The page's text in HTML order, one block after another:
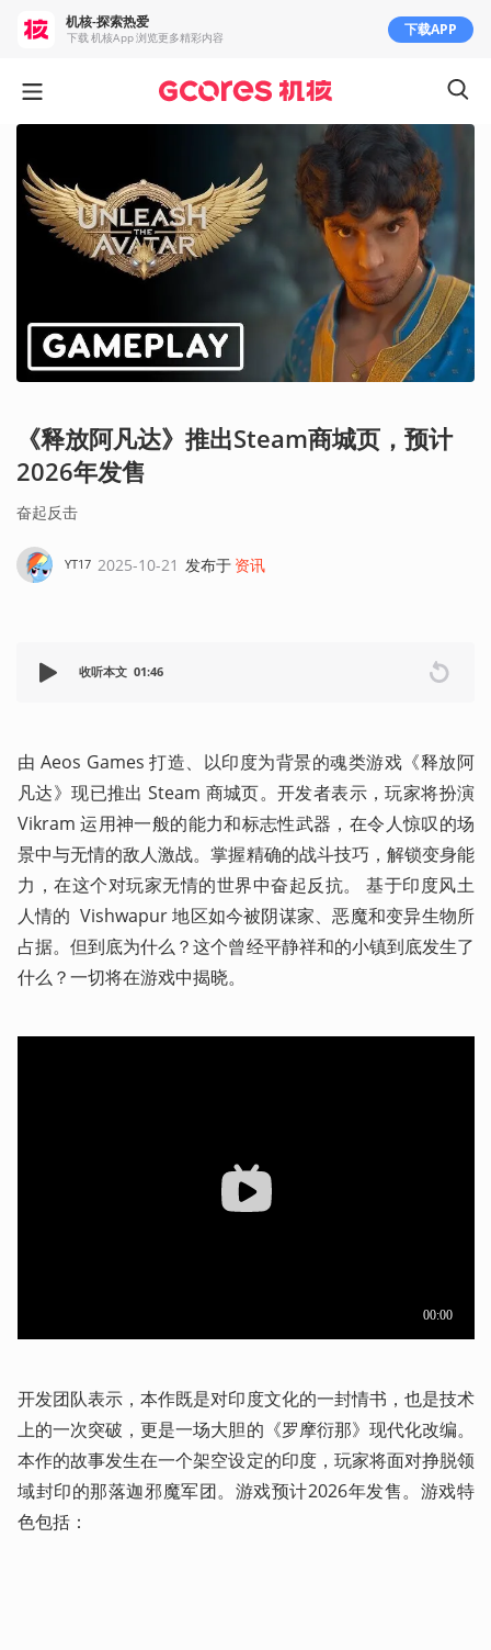
《释放阿凡达》推出Steam商城页，预计
2026年发售
奋起反击
YT17 2025-10-21 发布于 资讯
收听本文 01:46
由 Aeos Games 打造、以印度为背景的魂类游戏《释放阿
凡达》现已推出 Steam 商城页。开发者表示，玩家将扮演
Vikram 运用神一般的能力和标志性武器，在令人惊叹的场
景中与无情的敌人激战。掌握精确的战斗技巧，解锁变身能
力，在这个对玩家无情的世界中奋起反抗。 基于印度风土
人情的  Vishwapur 地区如今被阴谋家、恶魔和变异生物所
占据。但到底为什么？这个曾经平静祥和的小镇到底发生了
什么？一切将在游戏中揭晓。
开发团队表示，本作既是对印度文化的一封情书，也是技术
上的一次突破，更是一场大胆的《罗摩衍那》现代化改编。
本作的故事发生在一个架空设定的印度，玩家将面对挣脱领
域封印的那落迦邪魔军团。游戏预计2026年发售。游戏特
色包括：
机核-探索热爱
下载 机核App 浏览更多精彩内容 下载APP